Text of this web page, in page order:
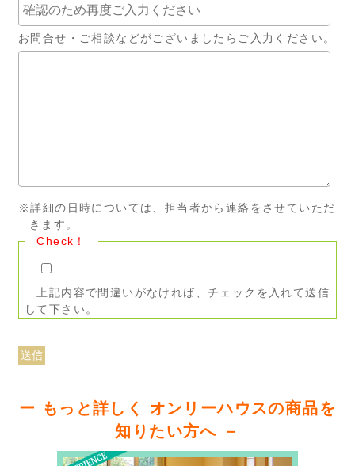
お問合せ・ご相談などがございましたらご入力ください。
※詳細の日時については、担当者から連絡をさせていただ
きます。
Check！
上記内容で間違いがなければ、チェックを入れて送信
して下さい。
ー もっと詳しく オンリーハウスの商品を
知りたい方へ －